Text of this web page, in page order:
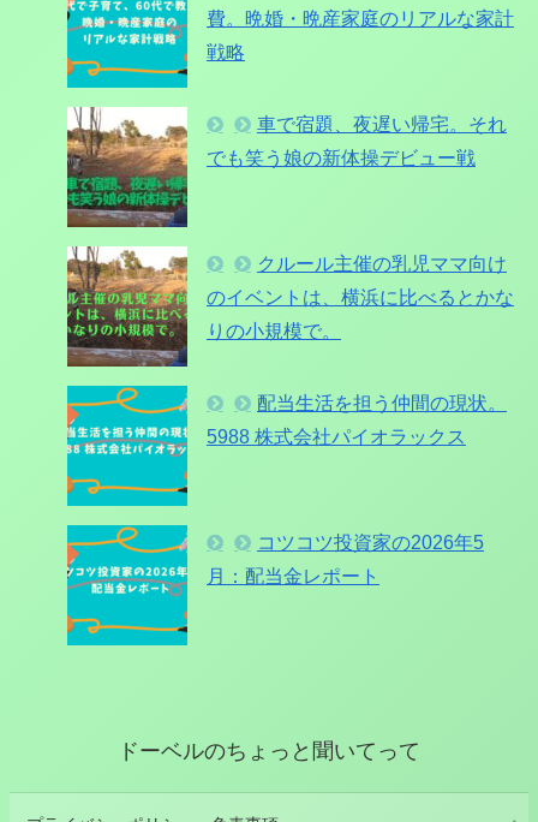
費。晩婚・晩産家庭のリアルな家計
戦略
車で宿題、夜遅い帰宅。それ
でも笑う娘の新体操デビュー戦
クルール主催の乳児ママ向け
のイベントは、横浜に比べるとかな
りの小規模で。
配当生活を担う仲間の現状。
5988 株式会社パイオラックス
コツコツ投資家の2026年5
月：配当金レポート
ドーベルのちょっと聞いてって